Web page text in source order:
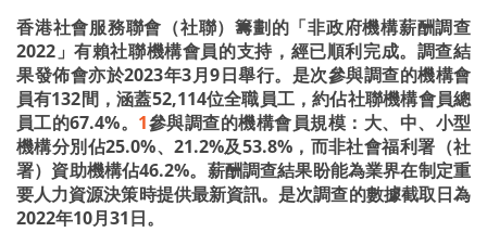
香港社會服務聯會（社聯）籌劃的「非政府機構薪酬調查
2022」有賴社聯機構會員的支持，經已順利完成。調查結
果發佈會亦於2023年3月9日舉行。是次參與調查的機構會
員有132間，涵蓋52,114位全職員工，約佔社聯機構會員總
員工的67.4%。 1參與調查的機構會員規模：大、中、小型
機構分別佔25.0%、21.2%及53.8%，而非社會福利署（社
署）資助機構佔46.2%。薪酬調查結果盼能為業界在制定重
要人力資源決策時提供最新資訊。是次調查的數據截取日為
2022年10月31日。